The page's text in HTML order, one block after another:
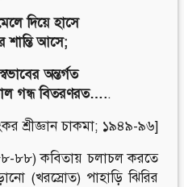
দিয়ে হাসে
আসে;
অন্তর্গত
গন্ধ বিতরণরত…..
শ্রীজ্ঞান চাকমা; ১৯৪৯-৯৬]
৮৮) কবিতায় চলাচল করতে
(খরস্রোত) পাহাড়ি ঝিরির